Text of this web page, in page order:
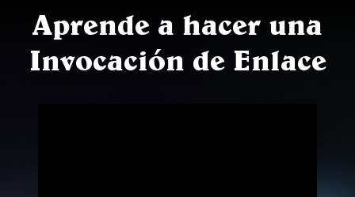
Aprende a hacer una
Invocación de Enlace